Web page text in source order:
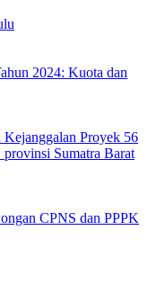
2024: Kuota dan
Proyek 56
Sumatra Barat
CPNS dan PPPK